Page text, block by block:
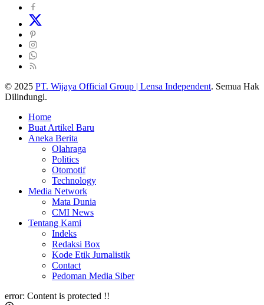
© 2025 PT. Wijaya Official Group | Lensa Independent. Semua Hak
Dilindungi.
Home
Buat Artikel Baru
Aneka Berita
Olahraga
Politics
Otomotif
Technology
Media Network
Mata Dunia
CMI News
Tentang Kami
Indeks
Redaksi Box
Kode Etik Jurnalistik
Contact
Pedoman Media Siber
error: Content is protected !!